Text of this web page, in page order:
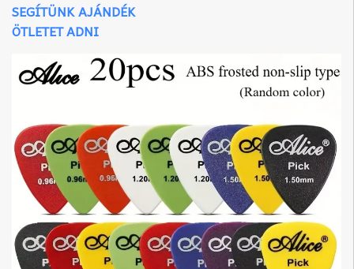
SEGÍTÜNK AJÁNDÉK
ÖTLETET ADNI